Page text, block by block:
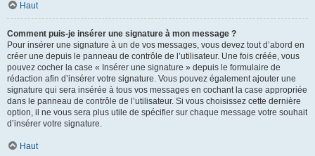
Haut
Comment puis-je insérer une signature à mon message ?
Pour insérer une signature à un de vos messages, vous devez tout d’abord en
créer une depuis le panneau de contrôle de l’utilisateur. Une fois créée, vous
pouvez cocher la case « Insérer une signature » depuis le formulaire de
rédaction afin d’insérer votre signature. Vous pouvez également ajouter une
signature qui sera insérée à tous vos messages en cochant la case appropriée
dans le panneau de contrôle de l’utilisateur. Si vous choisissez cette dernière
option, il ne vous sera plus utile de spécifier sur chaque message votre souhait
d’insérer votre signature.
Haut